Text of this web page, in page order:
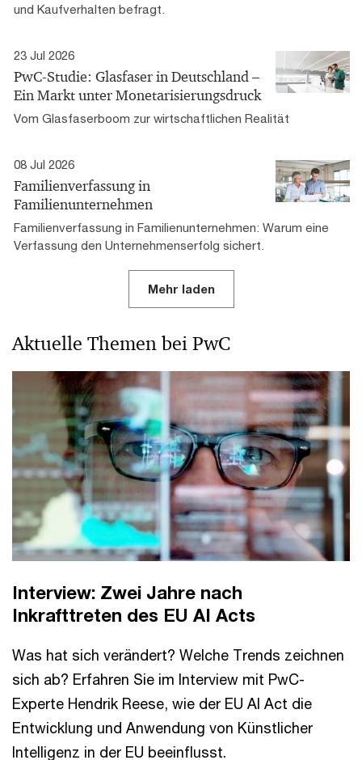
und Kaufverhalten befragt.
23 Jul 2026
PwC-Studie: Glasfaser in Deutschland –
Ein Markt unter Monetarisierungsdruck
Vom Glasfaserboom zur wirtschaftlichen Realität
08 Jul 2026
Familienverfassung in
Familienunternehmen
Familienverfassung in Familienunternehmen: Warum eine
Verfassung den Unternehmenserfolg sichert.
Mehr laden
Aktuelle Themen bei PwC
Interview: Zwei Jahre nach
Inkrafttreten des EU AI Acts
Was hat sich verändert? Welche Trends zeichnen
sich ab? Erfahren Sie im Interview mit PwC-
Experte Hendrik Reese, wie der EU AI Act die
Entwicklung und Anwendung von Künstlicher
Intelligenz in der EU beeinflusst.